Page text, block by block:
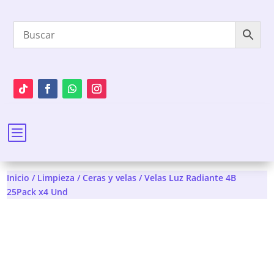
b
Inicio / Limpieza /Ceras y velas / Velas Luz Radiante 4B
25Pack x4 Und